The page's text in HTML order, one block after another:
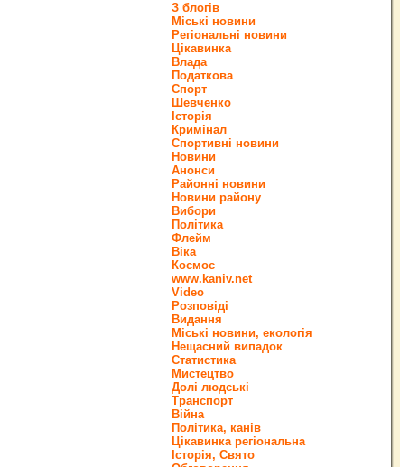
З блогів
Міські новини
Регіональні новини
Цікавинка
Влада
Податкова
Спорт
Шевченко
Історія
Кримінал
Спортивні новини
Новини
Анонси
Районні новини
Новини району
Вибори
Політика
Флейм
Віка
Космос
www.kaniv.net
Video
Розповіді
Видання
Міські новини, екологія
Нещасний випадок
Статистика
Мистецтво
Долі людські
Транспорт
Війна
Політика, канів
Цікавинка регіональна
Історія, Свято